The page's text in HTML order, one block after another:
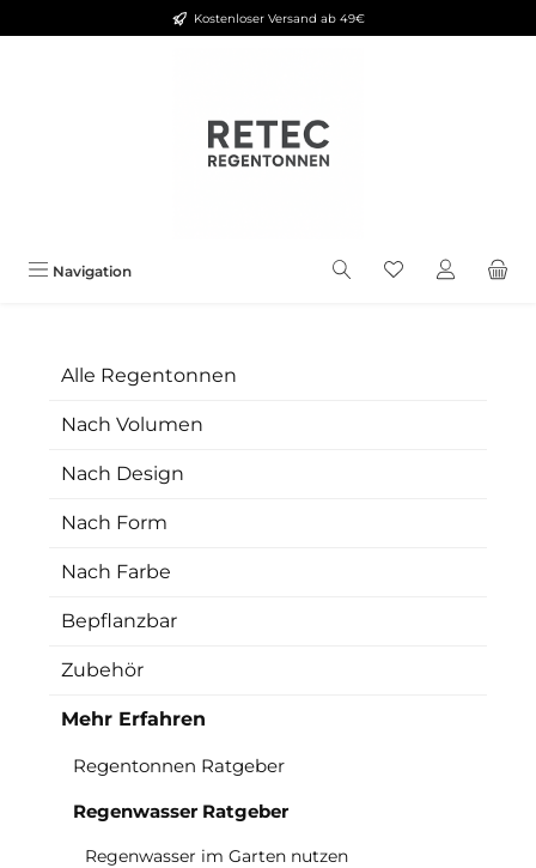
Zum Hauptinhalt springenKostenloser Versand ab 49€
Navigation
Alle Regentonnen
Nach Volumen
Nach Design
Nach Form
Nach Farbe
Bepflanzbar
Zubehör
Mehr Erfahren
Regentonnen Ratgeber
Regenwasser Ratgeber
Regenwasser im Garten nutzen